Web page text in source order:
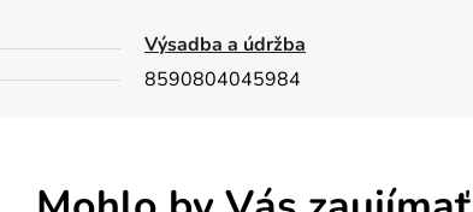
Výsadba a údržba
8590804045984